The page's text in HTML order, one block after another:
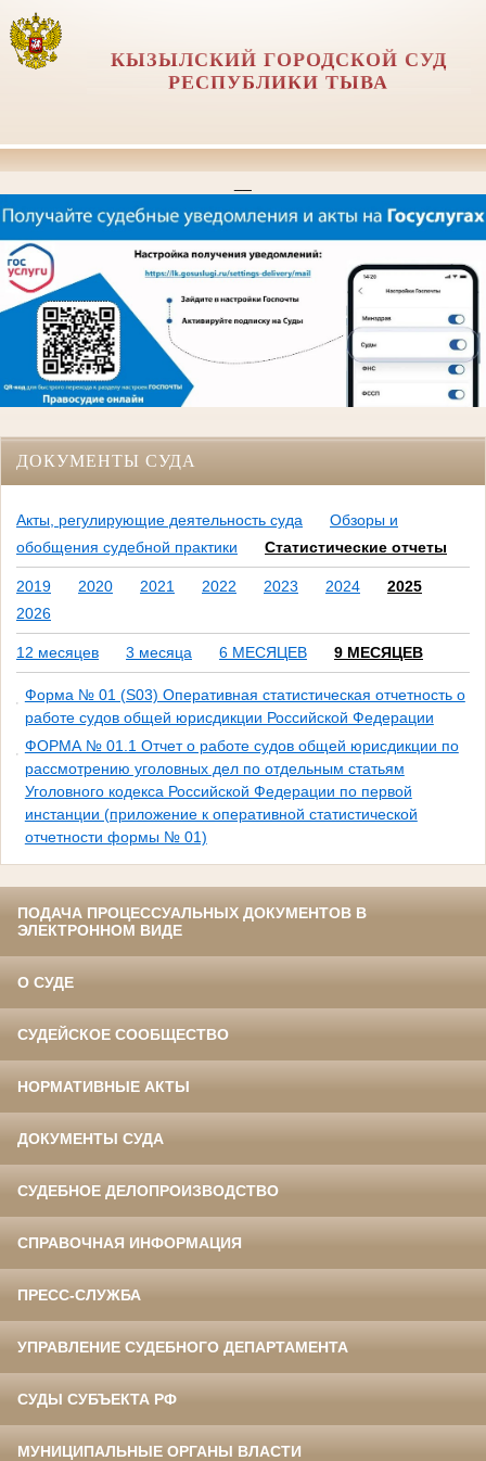
КЫЗЫЛСКИЙ ГОРОДСКОЙ СУД
РЕСПУБЛИКИ ТЫВА
ДОКУМЕНТЫ СУДА
Акты, регулирующие деятельность суда
Обзоры и
обобщения судебной практики
Статистические отчеты
2019 2020 2021 2022 2023 2024
2025
2026
12 месяцев 3 месяца 6 МЕСЯЦЕВ 9 МЕСЯЦЕВ
Форма № 01 (S03) Оперативная статистическая отчетность о
работе судов общей юрисдикции Российской Федерации
ФОРМА № 01.1 Отчет о работе судов общей юрисдикции по
рассмотрению уголовных дел по отдельным статьям
Уголовного кодекса Российской Федерации по первой
инстанции (приложение к оперативной статистической
отчетности формы № 01)
ПОДАЧА ПРОЦЕССУАЛЬНЫХ ДОКУМЕНТОВ В
ЭЛЕКТРОННОМ ВИДЕ
О СУДЕ
СУДЕЙСКОЕ СООБЩЕСТВО
НОРМАТИВНЫЕ АКТЫ
ДОКУМЕНТЫ СУДА
СУДЕБНОЕ ДЕЛОПРОИЗВОДСТВО
СПРАВОЧНАЯ ИНФОРМАЦИЯ
ПРЕСС-СЛУЖБА
УПРАВЛЕНИЕ СУДЕБНОГО ДЕПАРТАМЕНТА
СУДЫ СУБЪЕКТА РФ
МУНИЦИПАЛЬНЫЕ ОРГАНЫ ВЛАСТИ